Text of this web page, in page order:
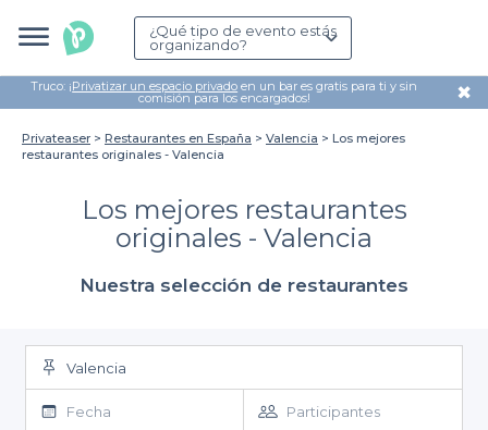
¿Qué tipo de evento estás
organizando?
Truco: ¡Privatizar un espacio privado en un bar es gratis para ti y sin
comisión para los encargados! ✖
Privateaser Restaurantes en España Valencia
Los mejores
restaurantes originales - Valencia
Los mejores restaurantes
originales - Valencia
Nuestra selección de restaurantes
Valencia
Fecha Participantes